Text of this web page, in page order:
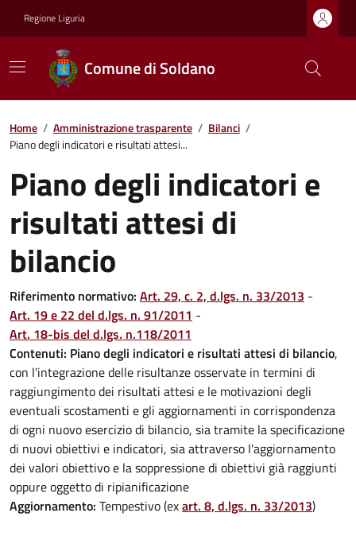
Regione Liguria
Comune di Soldano
Home / Amministrazione trasparente / Bilanci /
Piano degli indicatori e risultati attesi...
Piano degli indicatori e
risultati attesi di
bilancio
Riferimento normativo: Art. 29, c. 2, d.lgs. n. 33/2013 -
Art. 19 e 22 del d.lgs. n. 91/2011 -
Art. 18-bis del d.lgs. n.118/2011
Contenuti: Piano degli indicatori e risultati attesi di bilancio,
con l'integrazione delle risultanze osservate in termini di
raggiungimento dei risultati attesi e le motivazioni degli
eventuali scostamenti e gli aggiornamenti in corrispondenza
di ogni nuovo esercizio di bilancio, sia tramite la specificazione
di nuovi obiettivi e indicatori, sia attraverso l'aggiornamento
dei valori obiettivo e la soppressione di obiettivi già raggiunti
oppure oggetto di ripianificazione
Aggiornamento: Tempestivo (exart. 8, d.lgs. n. 33/2013)